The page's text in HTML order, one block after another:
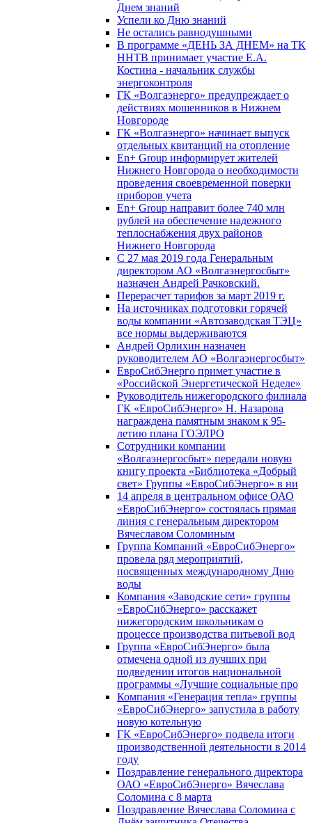
Днем знаний
Успели ко Дню знаний
Не остались равнодушными
В программе «ДЕНЬ ЗА ДНЕМ» на ТК
ННТВ принимает участие Е.А.
Костина - начальник службы
энергоконтроля
ГК «Волгаэнерго» предупреждает о
действиях мошенников в Нижнем
Новгороде
ГК «Волгаэнерго» начинает выпуск
отдельных квитанций на отопление
En+ Group информирует жителей
Нижнего Новгорода о необходимости
проведения своевременной поверки
приборов учета
En+ Group направит более 740 млн
рублей на обеспечение надежного
теплоснабжения двух районов
Нижнего Новгорода
С 27 мая 2019 года Генеральным
директором АО «Волгаэнергосбыт»
назначен Андрей Рачковский.
Перерасчет тарифов за март 2019 г.
На источниках подготовки горячей
воды компании «Автозаводская ТЭЦ»
все нормы выдерживаются
Андрей Орлихин назначен
руководителем АО «Волгаэнергосбыт»
ЕвроСибЭнерго примет участие в
«Российской Энергетической Неделе»
Руководитель нижегородского филиала
ГК «ЕвроСибЭнерго» Н. Назарова
награждена памятным знаком к 95-
летию плана ГОЭЛРО
Сотрудники компании
«Волгаэнергосбыт» передали новую
книгу проекта «Библиотека «Добрый
свет» Группы «ЕвроСибЭнерго» в ни
14 апреля в центральном офисе ОАО
«ЕвроСибЭнерго» состоялась прямая
линия с генеральным директором
Вячеславом Соломиным
Группа Компаний «ЕвроСибЭнерго»
провела ряд мероприятий,
посвященных международному Дню
воды
Компания «Заводские сети» группы
«ЕвроСибЭнерго» расскажет
нижегородским школьникам о
процессе производства питьевой вод
Группа «ЕвроСибЭнерго» была
отмечена одной из лучших при
подведении итогов национальной
программы «Лучшие социальные про
Компания «Генерация тепла» группы
«ЕвроСибЭнерго» запустила в работу
новую котельную
ГК «ЕвроСибЭнерго» подвела итоги
производственной деятельности в 2014
году
Поздравление генерального директора
ОАО «ЕвроСибЭнерго» Вячеслава
Соломина с 8 марта
Поздравление Вячеслава Соломина с